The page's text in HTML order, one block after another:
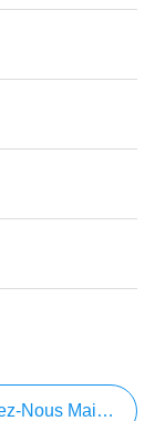
Nous Maintenant